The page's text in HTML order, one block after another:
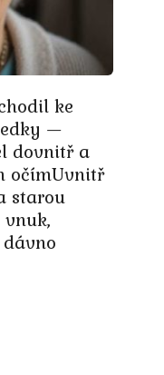
ke
—
dovnitř a
očímUvnitř
starou